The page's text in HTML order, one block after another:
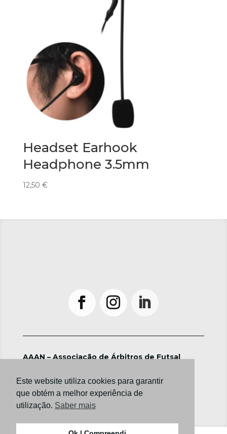
Headset Earhook
Headphone 3.5mm
12,50 €
AAAN – Associação de Árbitros de Futsal
Política de Privacidade e Termos de Utilização
Este website utiliza cookies para garantir
que obtém a melhor experiência de
utilização. Saber mais